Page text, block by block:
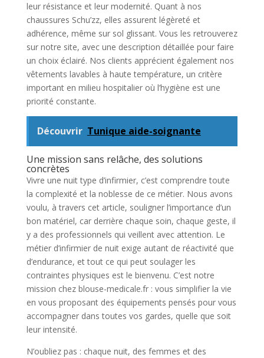
leur résistance et leur modernité. Quant à nos
chaussures Schu’zz, elles assurent légèreté et
adhérence, même sur sol glissant. Vous les retrouverez
sur notre site, avec une description détaillée pour faire
un choix éclairé. Nos clients apprécient également nos
vêtements lavables à haute température, un critère
important en milieu hospitalier où l’hygiène est une
priorité constante.
Découvrir Tunique aide-soignante
Une mission sans relâche, des solutions
concrètes
Vivre une nuit type d’infirmier, c’est comprendre toute
la complexité et la noblesse de ce métier. Nous avons
voulu, à travers cet article, souligner l’importance d’un
bon matériel, car derrière chaque soin, chaque geste, il
y a des professionnels qui veillent avec attention. Le
métier d’infirmier de nuit exige autant de réactivité que
d’endurance, et tout ce qui peut soulager les
contraintes physiques est le bienvenu. C’est notre
mission chez blouse-medicale.fr : vous simplifier la vie
en vous proposant des équipements pensés pour vous
accompagner dans toutes vos gardes, quelle que soit
leur intensité.
N’oubliez pas : chaque nuit, des femmes et des